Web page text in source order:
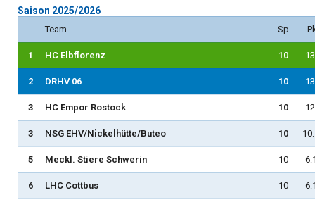
Saison 2025/2026
Team Sp
1 HC Elbflorenz 10
2 DRHV 06 10
3 HC Empor Rostock 10
3 NSG EHV/Nickelhütte/Buteo 10
5 Meckl. Stiere Schwerin 10
6 LHC Cottbus 10